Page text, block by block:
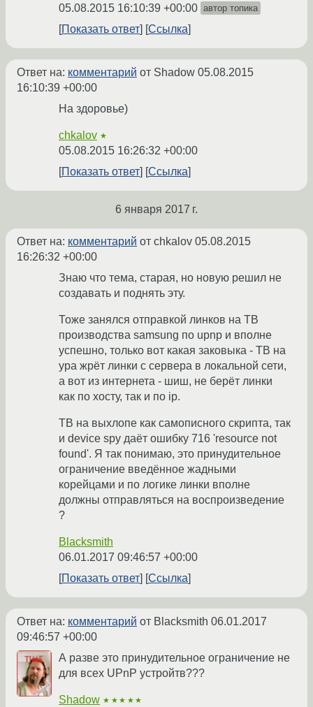
05.08.2015 16:10:39 +00:00 автор топика
Показать ответ Ссылка
Ответ на: комментарий от Shadow 05.08.2015
16:10:39 +00:00
На здоровье)
chkalov ★
05.08.2015 16:26:32 +00:00
Показать ответ
Ссылка
6 января 2017 г.
Ответ на: комментарий от chkalov 05.08.2015
16:26:32 +00:00
Знаю что тема, старая, но новую решил не
создавать и поднять эту.
Тоже занялся отправкой линков на ТВ
производства samsung по upnp и вполне
успешно, только вот какая заковыка - ТВ на
ура жрёт линки с сервера в локальной сети,
а вот из интернета - шиш, не берёт линки
как по хосту, так и по ip.
ТВ на выхлопе как самописного скрипта, так
и device spy даёт ошибку 716 'resource not
found'. Я так понимаю, это принудительное
ограничение введённое жадными
корейцами и по логике линки вполне
должны отправляться на воспроизведение
?
Blacksmith
06.01.2017 09:46:57 +00:00
Показать ответ
Ссылка
Ответ на: комментарий от Blacksmith 06.01.2017
09:46:57 +00:00
А разве это принудительное ограничение не
для всех UPnP устройтв???
Shadow ★★★★★